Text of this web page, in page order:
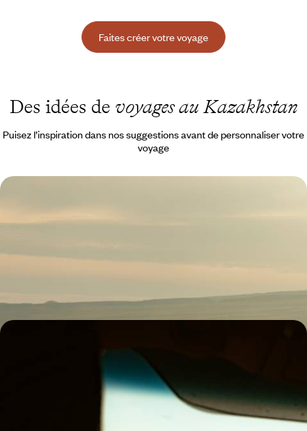
Faites créer votre voyage
Des idées de voyages au Kazakhstan
Puisez l’inspiration dans nos suggestions avant de personnaliser votre
voyage
une terre plurielle
canyons
sur les routes caravanières
Steppes, oasis et dômes bleus : aux beaux jours, entreprendre un
périple au long et lent cours à travers l'Asie centrale